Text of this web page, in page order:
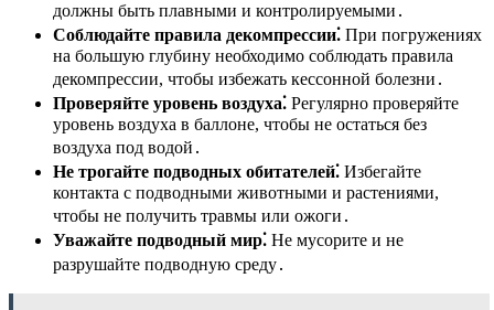
должны быть плавными и контролируемыми․
Соблюдайте правила декомпрессии⁚ При погружениях
на большую глубину необходимо соблюдать правила
декомпрессии, чтобы избежать кессонной болезни․
Проверяйте уровень воздуха⁚ Регулярно проверяйте
уровень воздуха в баллоне, чтобы не остаться без
воздуха под водой․
Не трогайте подводных обитателей⁚ Избегайте
контакта с подводными животными и растениями,
чтобы не получить травмы или ожоги․
Уважайте подводный мир⁚ Не мусорите и не
разрушайте подводную среду․